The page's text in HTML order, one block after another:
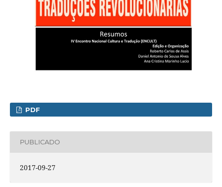
PDF
PUBLICADO
2017-09-27